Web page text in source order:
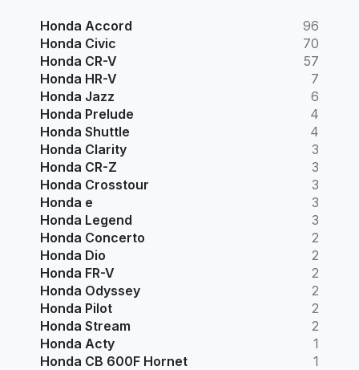
Honda Accord
96
Honda Civic
70
Honda CR-V
57
Honda HR-V
7
Honda Jazz
6
Honda Prelude
4
Honda Shuttle
4
Honda Clarity
3
Honda CR-Z
3
Honda Crosstour
3
Honda e
3
Honda Legend
3
Honda Concerto
2
Honda Dio
2
Honda FR-V
2
Honda Odyssey
2
Honda Pilot
2
Honda Stream
2
Honda Acty
1
Honda CB 600F Hornet
1